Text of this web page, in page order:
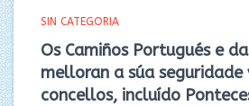
SIN CATEGORIA
Os Camiños Portugués e
melloran a súa seguridade
concellos, incluído